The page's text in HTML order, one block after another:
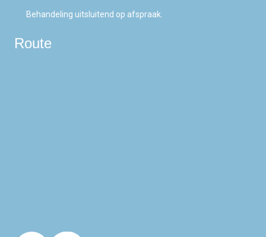
Behandeling uitsluitend op afspraak.
Route